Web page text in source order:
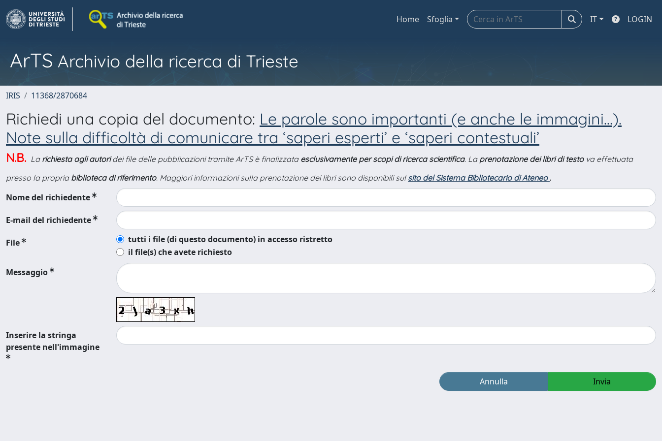
Home Sfoglia IT LOGIN
ArTS Archivio della ricerca di Trieste
IRIS 11368/2870684
Richiedi una copia del documento: Le parole sono importanti (e anche le immagini…).
Note sulla difficoltà di comunicare tra ‘saperi esperti’ e ‘saperi contestuali’
N.B. La richiesta agli autoridei file delle pubblicazioni tramite ArTS è finalizzata esclusivamente per scopi di ricerca scientifica. La prenotazione dei libri di testova effettuata
presso la propria biblioteca di riferimento. Maggiori informazioni sulla prenotazione dei libri sono disponibili sul sito del Sistema Bibliotecario di Ateneo .
Nome del richiedente
E-mail del richiedente
File
tutti i file (di questo documento) in accesso ristretto
il file(s) che avete richiesto
Messaggio
Inserire la stringa
presente nell'immagine
Annulla Invia